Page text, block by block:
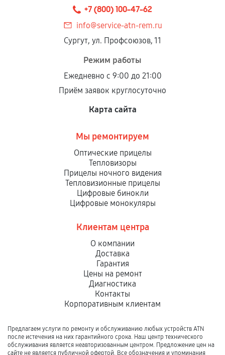
+7 (800) 100-47-62
info@service-atn-rem.ru
Сургут, ул. Профсоюзов, 11
Режим работы
Ежедневно с 9:00 до 21:00
Приём заявок круглосуточно
Карта сайта
Мы ремонтируем
Оптические прицелы
Тепловизоры
Прицелы ночного видения
Тепловизионные прицелы
Цифровые бинокли
Цифровые монокуляры
Клиентам центра
О компании
Доставка
Гарантия
Цены на ремонт
Диагностика
Контакты
Корпоративным клиентам
Предлагаем услуги по ремонту и обслуживанию любых устройств ATN
после истечения на них гарантийного срока. Наш центр технического
обслуживания является неавторизованным центром. Предложение цен на
сайте не является публичной офертой. Все обозначения и упоминания